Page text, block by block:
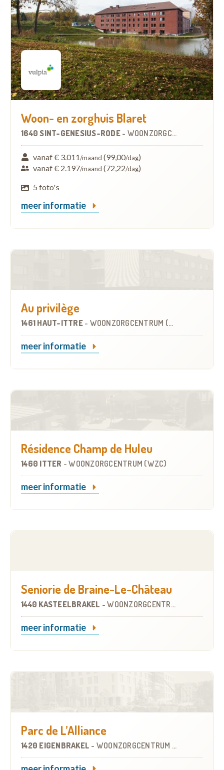
Woon- en zorghuis Blaret
1640 SINT-GENESIUS-RODE - WOONZORGCENTRUM (WZC)
vanaf € 3.011/maand (99,00/dag)
vanaf € 2.197/maand (72,22/dag)
5 foto's
meer informatie
Au privilège
1461 HAUT-ITTRE - WOONZORGCENTRUM (WZC)
meer informatie
Résidence Champ de Huleu
1460 ITTER -WOONZORGCENTRUM (WZC)
meer informatie
Seniorie de Braine-Le-Château
1440 KASTEELBRAKEL -WOONZORGCENTRUM (WZC)
meer informatie
Parc de L’Alliance
1420 EIGENBRAKEL - WOONZORGCENTRUM (WZC)